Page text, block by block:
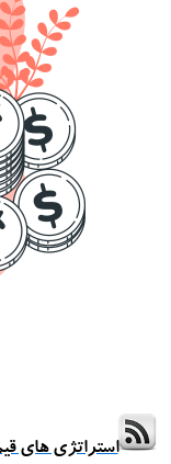
استراتژی های